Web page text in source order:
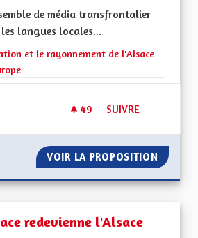
de média transfrontalier
langues locales...
de la catégorie : La Culture, l'Education et
et le rayonnement de l'Alsace
49 49 ABONNÉS
SUIVRE
VOIR LA PROPOSITION
redevienne l'Alsace